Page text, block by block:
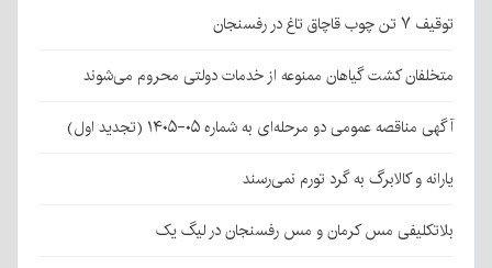
توقیف ۷ تن چوب قاچاق تاغ در رفسنجان
متخلفان کشت گیاهان ممنوعه از خدمات دولتی محروم می‌شوند
آگهی مناقصه عمومی دو مرحله‌ای به شماره ۰۵-۱۴۰۵ (تجدید اول)
یارانه و کالابرگ به گرد تورم نمی‌رسند
بلاتکلیفی مس کرمان و مس رفسنجان در لیگ یک